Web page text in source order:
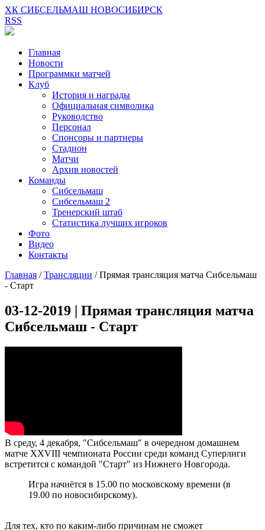
ХК СИБСЕЛЬМАШ НОВОСИБИРСК
RSS
Главная
Новости
Программки матчей
Клуб
История и награды
Официальная символика
Руководство
Персонал
Спонсоры и партнеры
Стадион
Матчи
Архив новостей
Команды
Сибсельмаш
Сибсельмаш 2
Тренерский штаб
Статистика лучших игроков
Фото
Видео
Контакты
Главная /Трансляции /Прямая трансляция матча Сибсельмаш
- Старт
03-12-2019 | Прямая трансляция матча
Сибсельмаш - Старт
В среду, 4 декабря, "Сибсельмаш" в очередном домашнем
матче XXVIII чемпионата России среди команд Суперлиги
встретится c командой "Старт" из Нижнего Новгорода.
Игра начнётся в 15.00 по московскому времени (в
19.00 по новосибирскому).
Для тех, кто по каким-либо причинам не сможет